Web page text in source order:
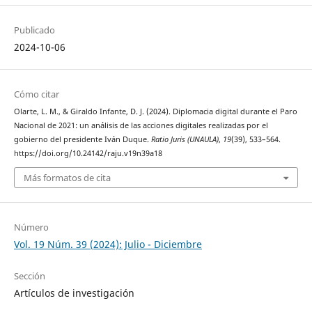
Publicado
2024-10-06
Cómo citar
Olarte, L. M., & Giraldo Infante, D. J. (2024). Diplomacia digital durante el Paro
Nacional de 2021: un análisis de las acciones digitales realizadas por el
gobierno del presidente Iván Duque. Ratio Juris (UNAULA), 19(39), 533–564.
https://doi.org/10.24142/raju.v19n39a18
Más formatos de cita
Número
Vol. 19 Núm. 39 (2024): Julio - Diciembre
Sección
Artículos de investigación